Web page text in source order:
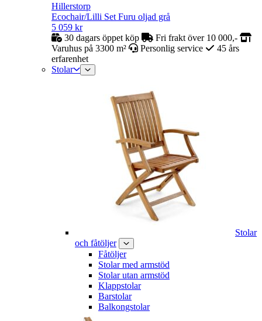
Hillerstorp
Ecochair/Lilli Set Furu oljad grå
5 059 kr
30 dagars öppet köp
Fri frakt över 10 000,-
Varuhus på 3300 m²
Personlig service
45 års
erfarenhet
Stolar
Stolar
och fåtöljer
Fåtöljer
Stolar med armstöd
Stolar utan armstöd
Klappstolar
Barstolar
Balkongstolar